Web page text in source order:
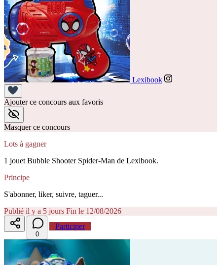
Lexibook
Ajouter ce concours aux favoris
Masquer ce concours
Lots à gagner
1 jouet Bubble Shooter Spider-Man de Lexibook.
Principe
S'abonner, liker, suivre, taguer...
Publié il y a 5 jours Fin le 12/08/2026
0
Participer